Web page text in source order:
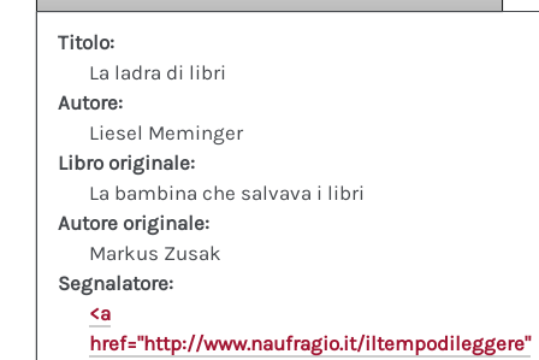
Titolo:
La ladra di libri
Autore:
Liesel Meminger
Libro originale:
La bambina che salvava i libri
Autore originale:
Markus Zusak
Segnalatore:
<a
href="http://www.naufragio.it/iltempodileggere"